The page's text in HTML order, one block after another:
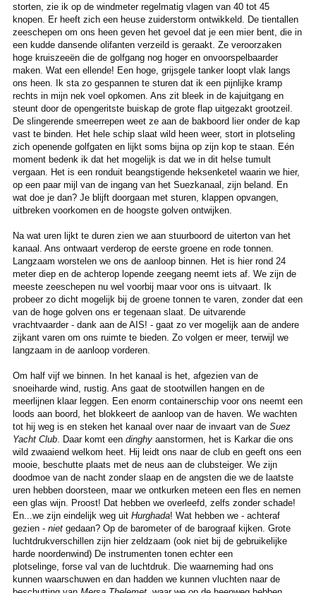
storten, zie ik op de windmeter regelmatig vlagen van 40 tot 45
knopen. Er heeft zich een heuse zuiderstorm ontwikkeld. De tientallen
zeeschepen om ons heen geven het gevoel dat je een mier bent, die in
een kudde dansende olifanten verzeild is geraakt. Ze veroorzaken
hoge kruiszeeën die de golfgang nog hoger en onvoorspelbaarder
maken. Wat een ellende! Een hoge, grijsgele tanker loopt vlak langs
ons heen. Ik sta zo gespannen te sturen dat ik een pijnlijke kramp
rechts in mijn nek voel opkomen. Ans zit bleek in de kajuitgang en
steunt door de opengeritste buiskap de grote flap uitgezakt grootzeil.
De slingerende smeerrepen weet ze aan de bakboord lier onder de kap
vast te binden. Het hele schip slaat wild heen weer, stort in plotseling
zich openende golfgaten en lijkt soms bijna op zijn kop te staan. Eén
moment bedenk ik dat het mogelijk is dat we in dit helse tumult
vergaan. Het is een ronduit beangstigende heksenketel waarin we hier,
op een paar mijl van de ingang van het Suezkanaal, zijn beland. En
wat doe je dan? Je blijft doorgaan met sturen, klappen opvangen,
uitbreken voorkomen en de hoogste golven ontwijken.
Na wat uren lijkt te duren zien we aan stuurboord de uiterton van het
kanaal. Ans ontwaart verderop de eerste groene en rode tonnen.
Langzaam worstelen we ons de aanloop binnen. Het is hier rond 24
meter diep en de achterop lopende zeegang neemt iets af. We zijn de
meeste zeeschepen nu wel voorbij maar voor ons is uitvaart. Ik
probeer zo dicht mogelijk bij de groene tonnen te varen, zonder dat een
van de hoge golven ons er tegenaan slaat. De uitvarende
vrachtvaarder - dank aan de AIS! - gaat zo ver mogelijk aan de andere
zijkant varen om ons ruimte te bieden. Zo volgen er meer, terwijl we
langzaam in de aanloop vorderen.
Om half vijf we binnen. In het kanaal is het, afgezien van de
snoeiharde wind, rustig. Ans gaat de stootwillen hangen en de
meerlijnen klaar leggen. Een enorm containerschip voor ons neemt een
loods aan boord, het blokkeert de aanloop van de haven. We wachten
tot hij weg is en steken het kanaal over naar de invaart van de Suez
Yacht Club. Daar komt een dinghyaanstormen, het is Karkar die ons
wild zwaaiend welkom heet. Hij leidt ons naar de club en geeft ons een
mooie, beschutte plaats met de neus aan de clubsteiger. We zijn
doodmoe van de nacht zonder slaap en de angsten die we de laatste
uren hebben doorsteen, maar we ontkurken meteen een fles en nemen
een glas wijn. Proost! Dat hebben we overleefd, zelfs zonder schade!
En...we zijn eindelijk weg uit Hurghada! Wat hebben we - achteraf
gezien - nietgedaan? Op de barometer of de barograaf kijken. Grote
luchtdrukverschillen zijn hier zeldzaam (ook niet bij de gebruikelijke
harde noordenwind) De instrumenten tonen echter een
plotselinge, forse val van de luchtdruk. Die waarneming had ons
kunnen waarschuwen en dan hadden we kunnen vluchten naar de